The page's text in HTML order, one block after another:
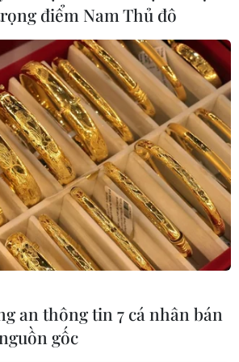
tạo nên “làn sóng
lợi thế quang điện
25-30% xe đầu
điểm Nam Thủ đô
an thông tin 7 cá nhân bán
gốc